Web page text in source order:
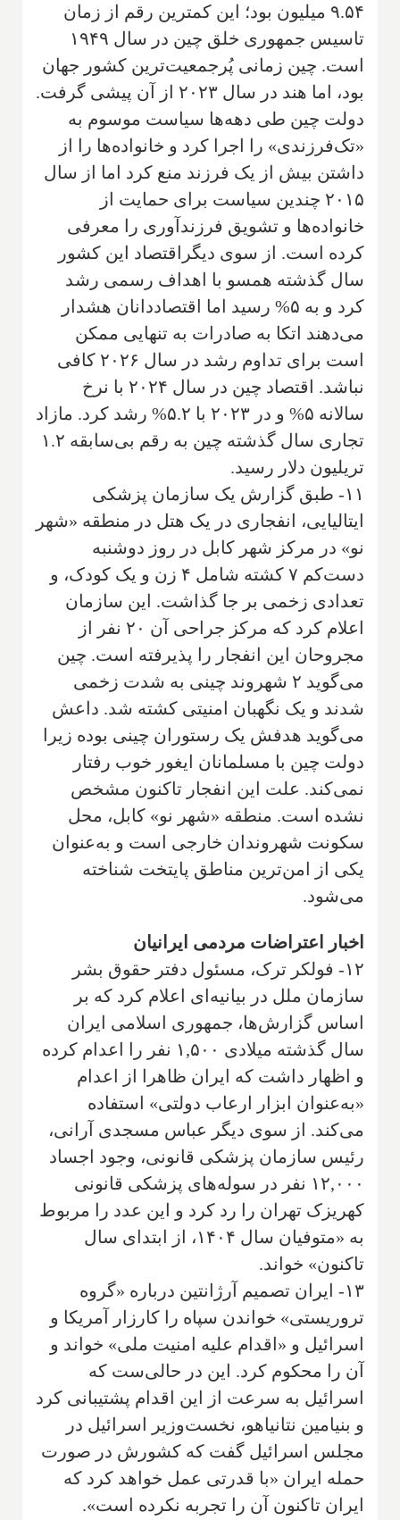
۹.۵۴ میلیون بود؛ این کمترین رقم از زمان
تاسیس جمهوری خلق چین در سال ۱۹۴۹
است. چین زمانی پُرجمعیت‌ترین کشور جهان
بود، اما هند در سال ۲۰۲۳ از آن پیشی گرفت.
دولت چین طی دهه‌ها سیاست موسوم به
«تک‌فرزندی» را اجرا کرد و خانواده‌ها را از
داشتن بیش از یک فرزند منع کرد اما از سال
۲۰۱۵ چندین سیاست برای حمایت از
خانواده‌ها و تشویق فرزندآوری را معرفی
کرده است. از سوی دیگراقتصاد این کشور
سال گذشته همسو با اهداف رسمی رشد
کرد و به ۵% رسید اما اقتصاددانان هشدار
می‌دهند اتکا به صادرات به تنهایی ممکن
است برای تداوم رشد در سال ۲۰۲۶ کافی
نباشد. اقتصاد چین در سال ۲۰۲۴ با نرخ
سالانه ۵% و در ۲۰۲۳ با ۵.۲% رشد کرد. مازاد
تجاری سال گذشته چین به رقم بی‌سابقه ۱.۲
تریلیون دلار رسید.
۱۱- طبق گزارش یک سازمان پزشکی
ایتالیایی، انفجاری در یک هتل در منطقه «شهر
نو» در مرکز شهر کابل در روز دوشنبه
دست‌کم ۷ کشته شامل ۴ زن و یک کودک، و
تعدادی زخمی بر جا گذاشت. این سازمان
اعلام کرد که مرکز جراحی آن ۲۰ نفر از
مجروحان این انفجار را پذیرفته است. چین
می‌گوید ۲ شهروند چینی به‌ شدت زخمی
شدند و یک نگهبان امنیتی کشته شد. داعش
می‌گوید هدفش یک رستوران چینی بوده زیرا
دولت چین با مسلمانان ایغور خوب رفتار
نمی‌کند. علت این انفجار تاکنون مشخص
نشده است. منطقه «شهر نو» کابل، محل
سکونت شهروندان خارجی است و به‌عنوان
یکی از امن‌ترین مناطق پایتخت شناخته
می‌شود.
اخبار اعتراضات مردمی ایرانیان
۱۲- فولکر ترک، مسئول دفتر حقوق بشر
سازمان ملل در بیانیه‌ای اعلام کرد که بر
اساس گزارش‌ها، جمهوری اسلامی ایران
سال گذشته میلادی ۱,۵۰۰ نفر را اعدام کرده
و اظهار داشت که ایران ظاهرا از اعدام
«به‌عنوان ابزار ارعاب دولتی» استفاده
می‌کند. از سوی دیگر عباس مسجدی آرانی،
رئیس سازمان پزشکی قانونی، وجود اجساد
۱۲,۰۰۰ نفر در سوله‌های پزشکی قانونی
کهریزک تهران را رد کرد و این عدد را مربوط
به «متوفیان سال ۱۴۰۴، از ابتدای سال
تاکنون» خواند.
۱۳- ایران تصمیم آرژانتین درباره «گروه
تروریستی» خواندن سپاه را کارزار آمریکا و
اسرائیل و «اقدام علیه امنیت ملی» خواند و
آن را محکوم کرد. این در حالی‌ست که
اسرائیل به سرعت از این اقدام پشتیبانی کرد
و بنیامین نتانیاهو، نخست‌وزیر اسرائیل در
مجلس اسرائیل گفت که کشورش در صورت
حمله ایران «با قدرتی عمل خواهد کرد که
ایران تاکنون آن را تجربه نکرده است».